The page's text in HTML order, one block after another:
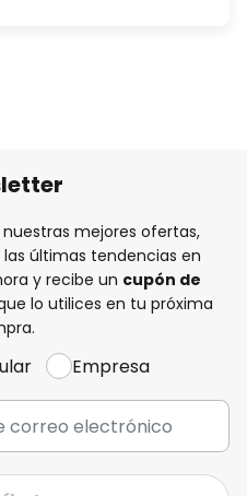
mejores ofertas,
últimas tendencias en
y recibe un cupón de
lo utilices en tu próxima
Empresa